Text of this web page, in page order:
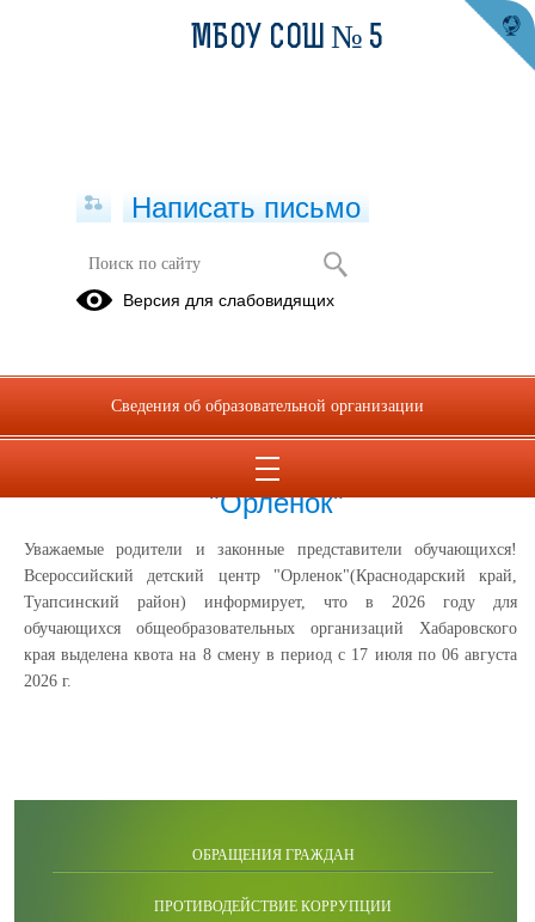
Публикации за 04.05.2026
Бесплатные путёвки
во Всероссийский
детский центр
"Орленок"
Уважаемые родители и законные представители обучающихся!
Всероссийский детский центр "Орленок"(Краснодарский край,
Туапсинский район) информирует, что в 2026 году для
обучающихся общеобразовательных организаций Хабаровского
края выделена квота на 8 смену в период с 17 июля по 06 августа
2026 г.
ОБРАЩЕНИЯ ГРАЖДАН
ПРОТИВОДЕЙСТВИЕ КОРРУПЦИИ
МБОУ СОШ № 5
Написать письмо
Версия для слабовидящих
Сведения об образовательной организации